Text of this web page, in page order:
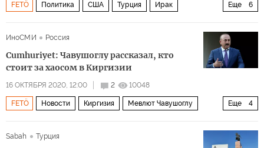
Еще 6
FETÖ Политика США Турция Ирак
Рабочая партия Курдистана (РПК)
операция «Коготь орла — 2
ИноСМИ Россия
Cumhuriyet: Чавушоглу рассказал, кто
стоит за хаосом в Киргизии
16 ОКТЯБРЯ 2020, 12:00 2 10048
Еще 4
FETÖ Новости Киргизия Мевлют Чавушоглу
Sabah Турция